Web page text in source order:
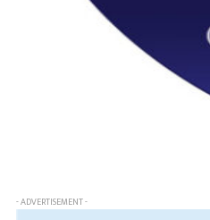
- ADVERTISEMENT -